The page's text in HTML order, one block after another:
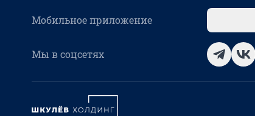
Мобильное приложение
Мы в соцсетях